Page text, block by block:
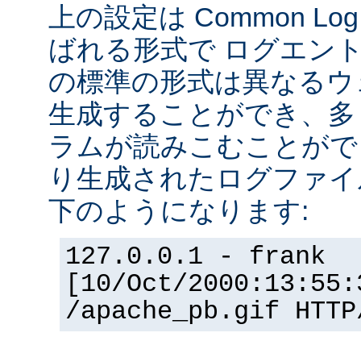
上の設定は Common
ばれる形式で ログエン
の標準の形式は異なる
生成することができ、
ラムが読みこむことが
り生成されたログファ
下のようになります:
127.0.0.1 - frank
[10/Oct/
/apache_pb.gif